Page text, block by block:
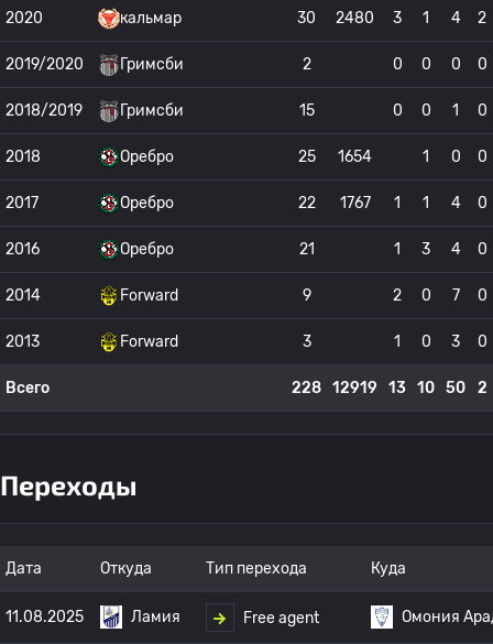
2020 кальмар 30 2480 3 1 4 2
2019/2020 Гримсби 2 0 0 0 0
2018/2019 Гримсби 15 0 0 1 0
2018 Оребро 25 1654 1 0 0
2017 Оребро 22 1767 1 1 4 0
2016 Оребро 21 1 3 4 0
2014 Forward 9 2 0 7 0
2013 Forward 3 1 0 3 0
Всего 228 12919 13 10 50 2
Переходы
Дата Откуда Тип перехода Куда
11.08.2025 Ламия Free agent Омония